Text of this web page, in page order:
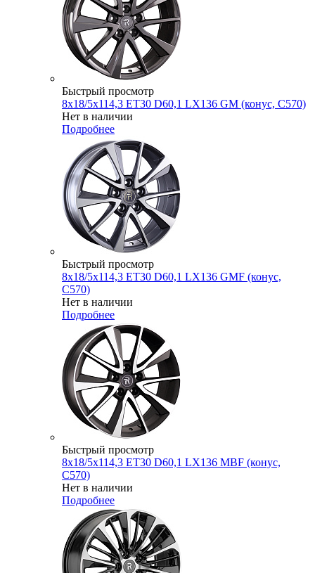
Быстрый просмотр
8x18/5x114,3 ET30 D60,1 LX136 GM (конус, C570)
Нет в наличии
Подробнее
Быстрый просмотр
8x18/5x114,3 ET30 D60,1 LX136 GMF (конус,
C570)
Нет в наличии
Подробнее
Быстрый просмотр
8x18/5x114,3 ET30 D60,1 LX136 MBF (конус,
C570)
Нет в наличии
Подробнее